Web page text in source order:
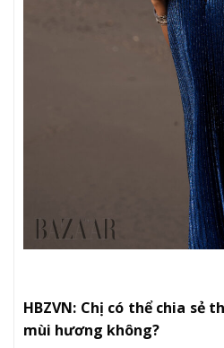
HBZVN: Chị có thể chia sẻ
mùi hương không?